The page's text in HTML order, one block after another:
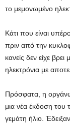
το μεμονωμένο
Κάτι που είναι
πριν από την
κανείς δεν είχε
ηλεκτρόνια με
Πρόσφατα, η
μια νέα έκδοση του
γεμάτη ήλιο.